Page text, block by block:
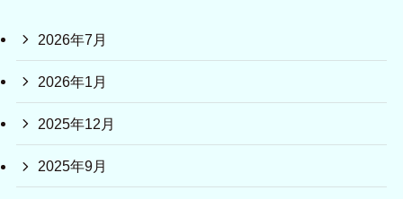
2026年7月
2026年1月
2025年12月
2025年9月